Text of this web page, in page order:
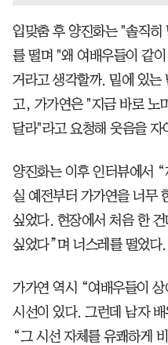
입맞춤 후 양진화는 "솔직히
를 떨며 "왜 여배우들이 같
거라고 생각할까. 밑에 있는
고, 가가연은 "지금 바로 노
달라"라고 요청해 웃음을 자
양진화는 이후 인터뷰에서
실 예전부터 가가연을 너무
싶었다. 현장에서 처음 한
싶었다”며 너스레를 떨었다.
가가연 역시 “여배우들이
시선이 있다. 그런데 남자
“그 시선 자체를 유쾌하게